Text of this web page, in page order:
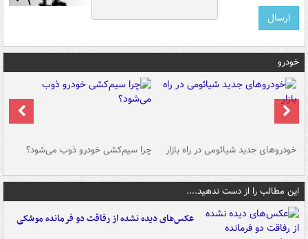
خودرو
خودروهای جدید شیائومی در راه بازار چرا سیم‌کشی خودرو ذوب می‌شود؟
این مطالب را از دست ندهید....
عکس‌های دیده نشده از رفاقت دو فرمانده‌ موشکی